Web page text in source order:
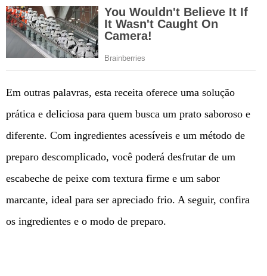
Em outras palavras, esta receita oferece uma solução
prática e deliciosa para quem busca um prato saboroso e
diferente. Com ingredientes acessíveis e um método de
preparo descomplicado, você poderá desfrutar de um
escabeche de peixe com textura firme e um sabor
marcante, ideal para ser apreciado frio. A seguir, confira
os ingredientes e o modo de preparo.